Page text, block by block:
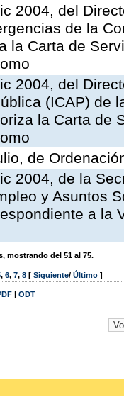
2004, del
de la
la Carta de
2004, del
(ICAP) de
la Carta de
de
2004, de la
y Asuntos
a la
mostrando del 51 al 75.
, 6, 7, 8 [ Siguiente/ Último ]
| ODT